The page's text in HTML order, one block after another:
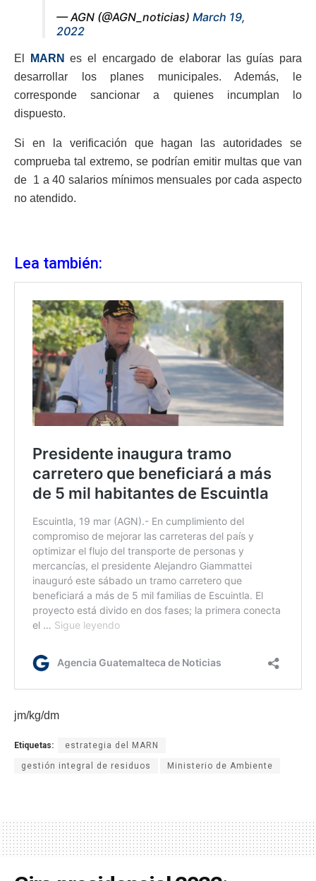
— AGN (@AGN_noticias) March 19,
2022
El MARN es el encargado de elaborar las guías para
desarrollar los planes municipales. Además, le
corresponde sancionar a quienes incumplan lo
dispuesto.
Si en la verificación que hagan las autoridades se
comprueba tal extremo, se podrían emitir multas que van
de 1 a 40 salarios mínimos mensuales por cada aspecto
no atendido.
Lea también:
jm/kg/dm
Etiquetas: estrategia del MARN
gestión integral de residuos Ministerio de Ambiente